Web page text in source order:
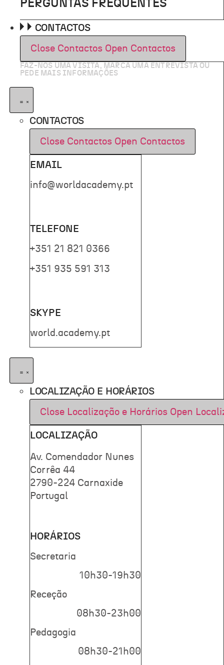
PERGUNTAS FREQUENTES
CONTACTOS
Close Contactos Open Contactos
FAZ-NOS UMA VISITA, MARCA UMA ENTREVISTA OU
PEDE MAIS INFORMAÇÕES
CONTACTOS
Close Contactos Open Contactos
EMAIL
info@worldacademy.pt
TELEFONE
+351 21 821 0366
+351 935 591 313
SKYPE
world.academy.pt
LOCALIZAÇÃO E HORÁRIOS
Close Localização e Horários Open
LOCALIZAÇÃO
Av. Comendador Nunes
Corrêa 44
2790-224 Carnaxide
Portugal
HORÁRIOS
Secretaria
10h30-19h30
Receção
08h30-23h00
Pedagogia
08h30-21h00